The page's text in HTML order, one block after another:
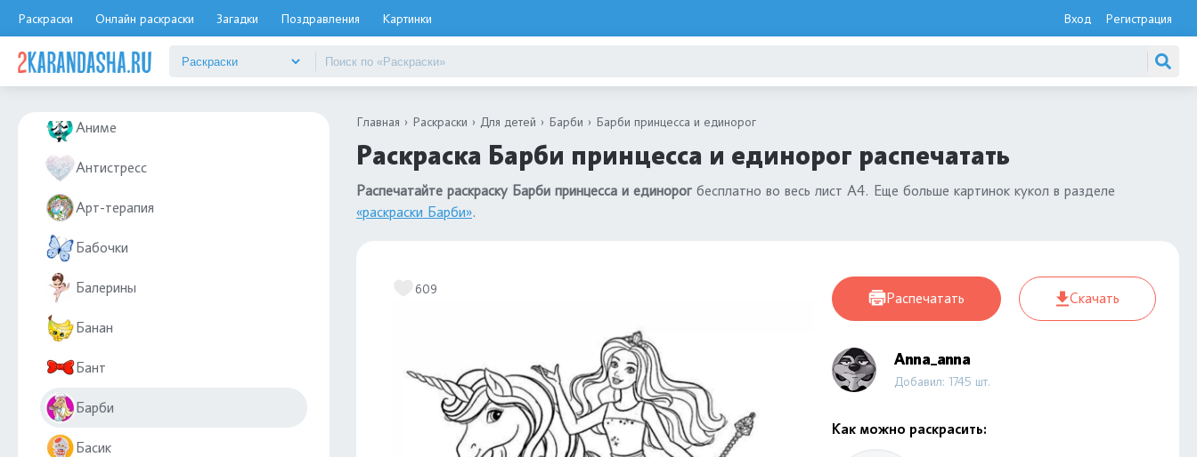
Раскраски Онлайн раскраски Загадки Поздравления Картинки Вход Регистрация
Английские прописи
Аниме
Антистресс
Арт-терапия
Бабочки
Балерины
Банан
Бант
Барби
Басик
Главная Раскраски Для детей Барби Барби принцесса и единорог
Раскраска Барби принцесса и единорог распечатать
Распечатайте раскраску Барби принцесса и единорог бесплатно во весь лист А4. Еще больше картинок кукол в разделе
«раскраски Барби».
609
Распечатать Скачать
Anna_anna
Добавил: 1745 шт.
Как можно раскрасить: